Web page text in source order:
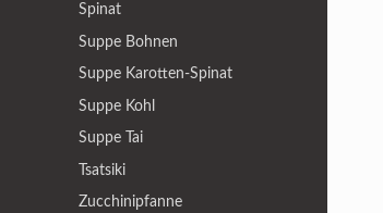
Spinat
Suppe Bohnen
Suppe Karotten-Spinat
Suppe Kohl
Suppe Tai
Tsatsiki
Zucchinipfanne